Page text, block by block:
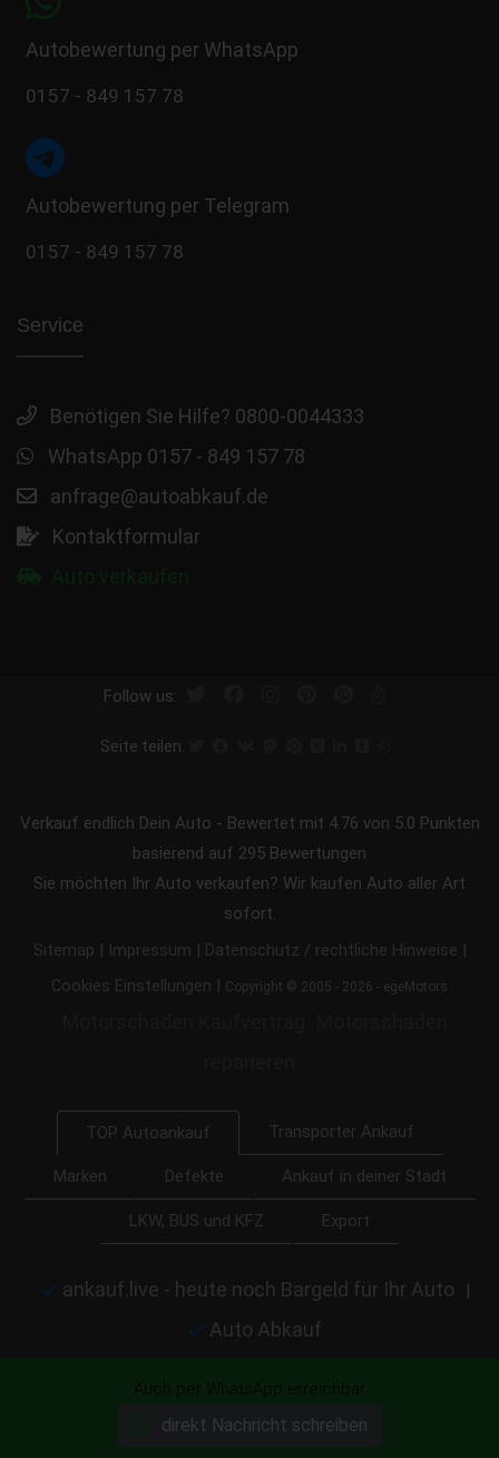
Autobewertung per WhatsApp
0157 - 849 157 78
Autobewertung per Telegram
0157 - 849 157 78
Service
Benötigen Sie Hilfe? 0800-0044333
WhatsApp 0157 - 849 157 78
anfrage@autoabkauf.de
Kontaktformular
Follow us:
Seite teilen:
Verkauf endlich Dein Auto - Bewertet mit 4.76 von 5.0 Punkten
basierend auf 295 Bewertungen
Sie möchten Ihr Auto verkaufen? Wir kaufen Auto aller Art
sofort.
Sitemap | Impressum | Datenschutz / rechtliche Hinweise |
Cookies Einstellungen | Copyright © 2005 - 2026 - egeMotors
TOP Autoankauf Transporter Ankauf
Marken Defekte Ankauf in deiner Stadt
LKW, BUS und KFZ Export
ankauf.live - heute noch Bargeld für Ihr Auto |
Auto Abkauf
Auch per WhatsApp erreichbar
direkt Nachricht schreiben